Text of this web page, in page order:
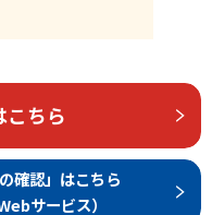
こちら
確認」はこちら
サービス）